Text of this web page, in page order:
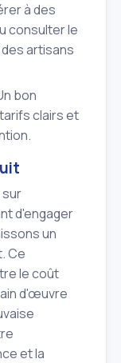
à des
consulter le
artisans
bon
clairs et
sur
d'engager
un
Ce
le coût
d'œuvre
et la